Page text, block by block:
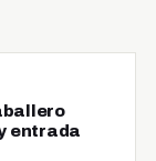
entrada